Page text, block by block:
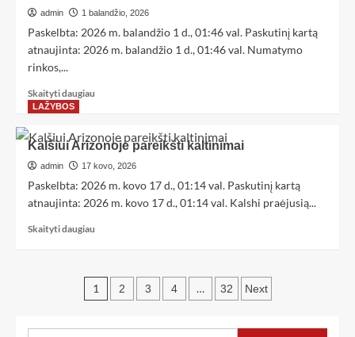
admin 1 balandžio, 2026
Paskelbta: 2026 m. balandžio 1 d., 01:46 val. Paskutinį kartą
atnaujinta: 2026 m. balandžio 1 d., 01:46 val. Numatymo
rinkos,...
Skaityti daugiau
LAŽYBOS
Kalšiui Arizonoje pareikšti kaltinimai
admin 17 kovo, 2026
Paskelbta: 2026 m. kovo 17 d., 01:14 val. Paskutinį kartą
atnaujinta: 2026 m. kovo 17 d., 01:14 val. Kalshi praėjusią...
Skaityti daugiau
1 2 3 4 … 32 Next